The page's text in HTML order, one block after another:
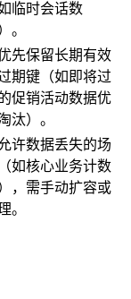
如临时会话数
。
先保留长期有效
期键（如即将过
促销活动数据优
汰）。
许数据丢失的场
如核心业务计数
，需手动扩容或
。